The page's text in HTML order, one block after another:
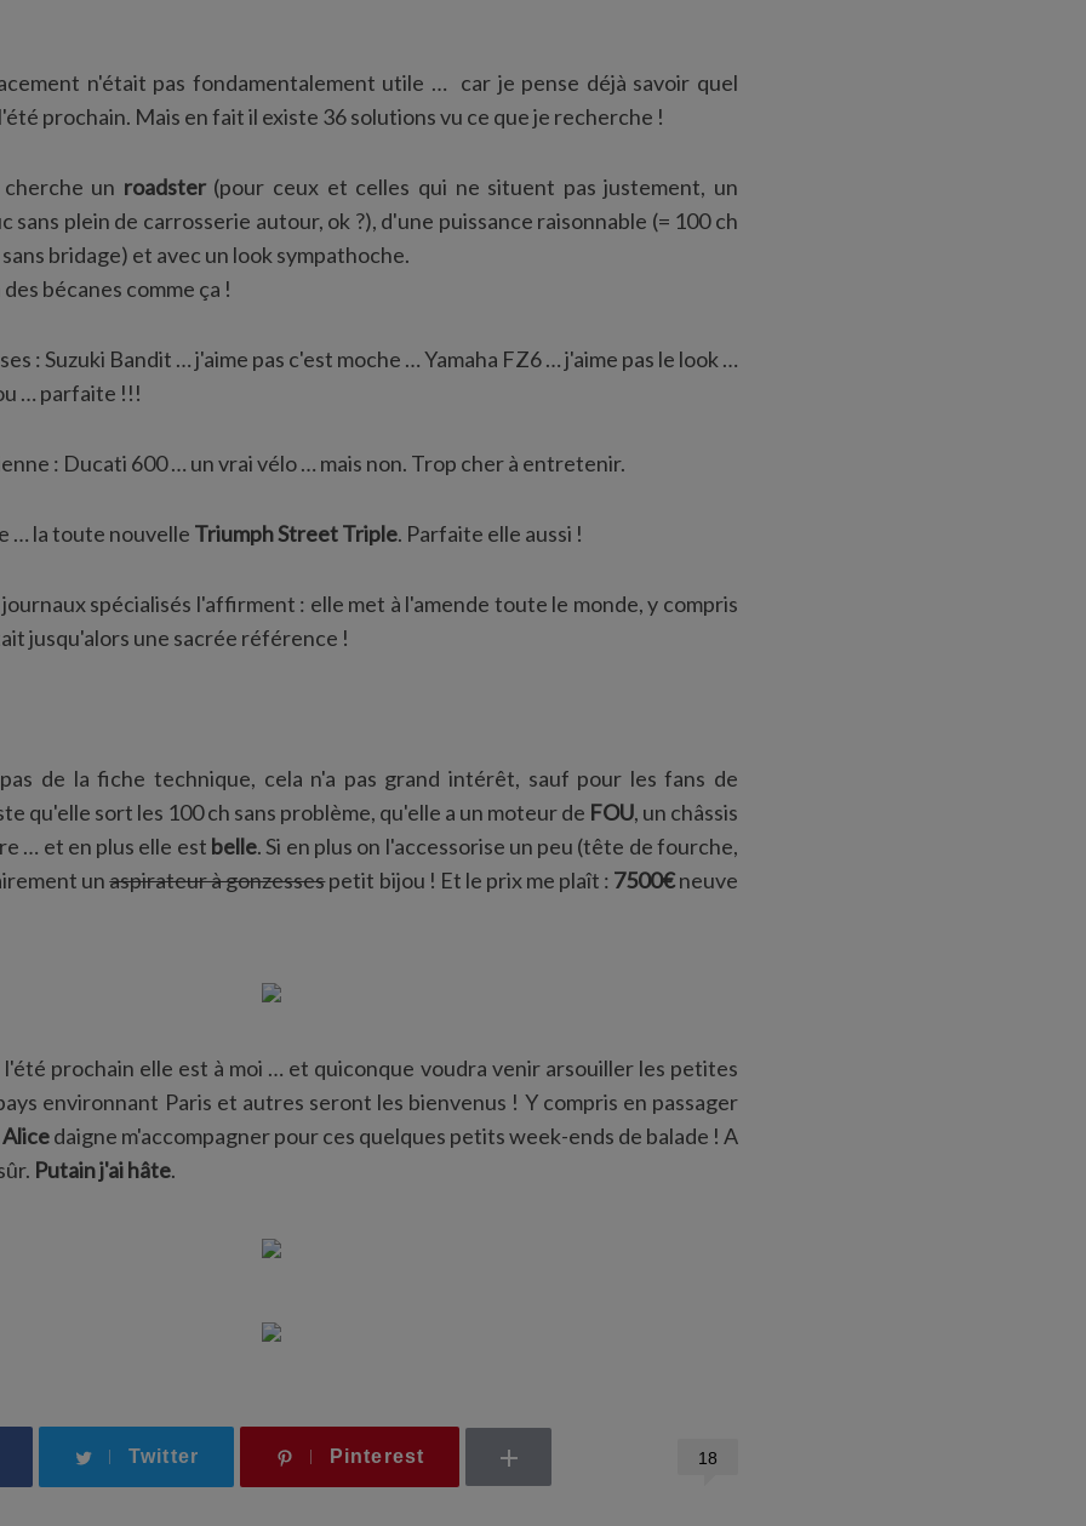
n'était pas fondamentalement utile … car je pense déjà savoir quel
prochain. Mais en fait il existe 36 solutions vu ce que je recherche !
un roadster(pour ceux et celles qui ne situent pas justement, un
sans plein de carrosserie autour, ok ?), d'une puissance raisonnable (= 100 ch
bridage) et avec un look sympathoche.
bécanes comme ça !
: Suzuki Bandit … j'aime pas c'est moche … Yamaha FZ6 … j'aime pas le look …
… parfaite !!!
: Ducati 600 … un vrai vélo … mais non. Trop cher à entretenir.
… la toute nouvelle Triumph Street Triple. Parfaite elle aussi !
spécialisés l'affirment : elle met à l'amende toute le monde, y compris
jusqu'alors une sacrée référence !
de la fiche technique, cela n'a pas grand intérêt, sauf pour les fans de
qu'elle sort les 100 ch sans problème, qu'elle a un moteur de FOU, un châssis
… et en plus elle est belle. Si en plus on l'accessorise un peu (tête de fourche,
unaspirateur à gonzessespetit bijou ! Et le prix me plaît : 7500€neuve
prochain elle est à moi … et quiconque voudra venir arsouiller les petites
environnant Paris et autres seront les bienvenus ! Y compris en passager
Alicedaigne m'accompagner pour ces quelques petits week-ends de balade ! A
Putain j'ai hâte.
18
Twitter Pinterest